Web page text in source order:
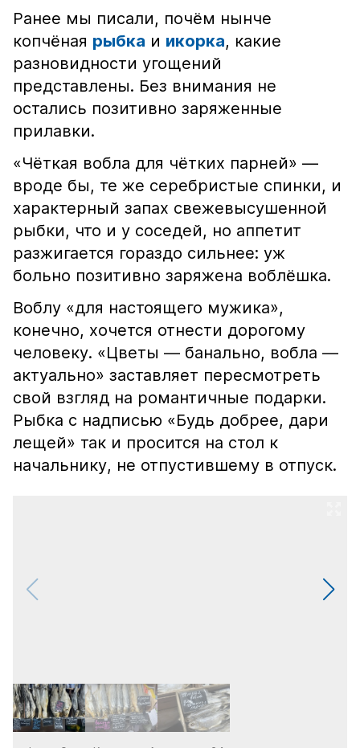
Ранее мы писали, почём нынче
копчёная рыбка и икорка, какие
разновидности угощений
представлены. Без внимания не
остались позитивно заряженные
прилавки.
«Чёткая вобла для чётких парней» —
вроде бы, те же серебристые спинки, и
характерный запах свежевысушенной
рыбки, что и у соседей, но аппетит
разжигается гораздо сильнее: уж
больно позитивно заряжена воблёшка.
Воблу «для настоящего мужика»,
конечно, хочется отнести дорогому
человеку. «Цветы — банально, вобла —
актуально» заставляет пересмотреть
свой взгляд на романтичные подарки.
Рыбка с надписью «Будь добрее, дари
лещей» так и просится на стол к
начальнику, не отпустившему в отпуск.